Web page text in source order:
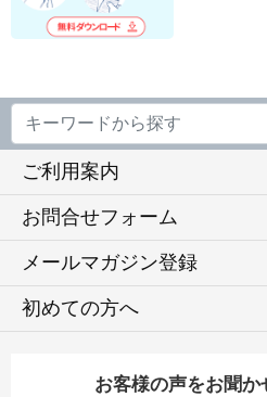
ご利用案内
お問合せフォーム
メールマガジン登録
初めての方へ
お客様の声をお聞か